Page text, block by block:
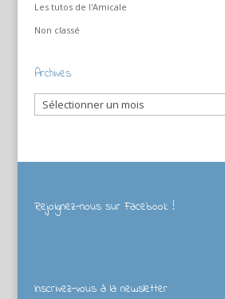
Les tutos de l'Amicale
Non classé
Archives
Archives
Rejoignez-nous sur Facebook !
Inscrivez-vous à la newsletter